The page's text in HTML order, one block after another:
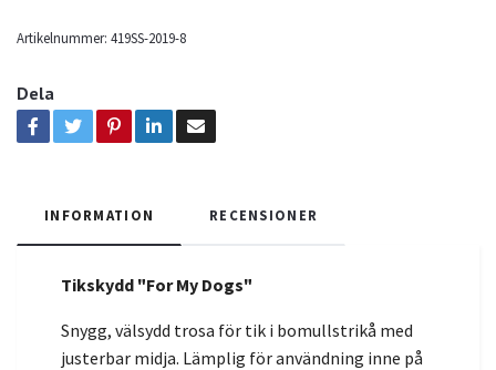
Artikelnummer: 419SS-2019-8
Dela
INFORMATION RECENSIONER
Tikskydd "For My Dogs"
Snygg, välsydd trosa för tik i bomullstrikå med
justerbar midja. Lämplig för användning inne på